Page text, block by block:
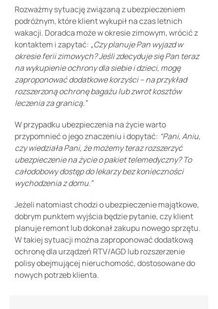
Rozważmy sytuację związaną z ubezpieczeniem
podróżnym, które klient wykupił na czas letnich
wakacji. Doradca może w okresie zimowym, wrócić z
kontaktem i zapytać: „Czy planuje Pan wyjazd w
okresie ferii zimowych? Jeśli zdecyduje się Pan teraz
na wykupienie ochrony dla siebie i dzieci, mogę
zaproponować dodatkowe korzyści – na przykład
rozszerzoną ochronę bagażu lub zwrot kosztów
leczenia za granicą.”
W przypadku ubezpieczenia na życie warto
przypomnieć o jego znaczeniu i dopytać: “Pani, Aniu,
czy wiedziała Pani, że możemy teraz rozszerzyć
ubezpieczenie na życie o pakiet telemedyczny? To
całodobowy dostęp do lekarzy bez konieczności
wychodzenia z domu.”
Jeżeli natomiast chodzi o ubezpieczenie majątkowe,
dobrym punktem wyjścia będzie pytanie, czy klient
planuje remont lub dokonał zakupu nowego sprzętu.
W takiej sytuacji można zaproponować dodatkową
ochronę dla urządzeń RTV/AGD lub rozszerzenie
polisy obejmującej nieruchomość, dostosowane do
nowych potrzeb klienta.